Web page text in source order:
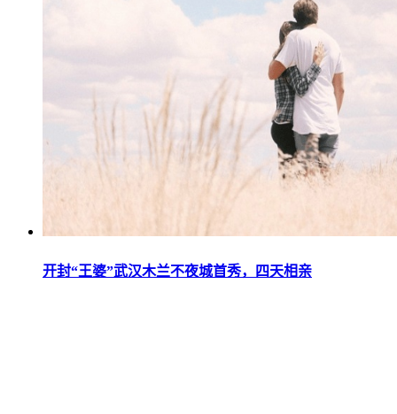
开封“王婆”武汉木兰不夜城首秀，四天相亲